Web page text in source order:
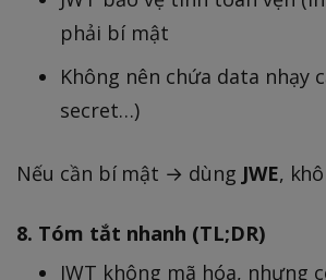
phải bí mật
Không nên chứa data nhạy
secret…)
Nếu cần bí mật → dùng JWE,
8. Tóm tắt nhanh (TL;DR)
JWT không mã hóa, nhưng